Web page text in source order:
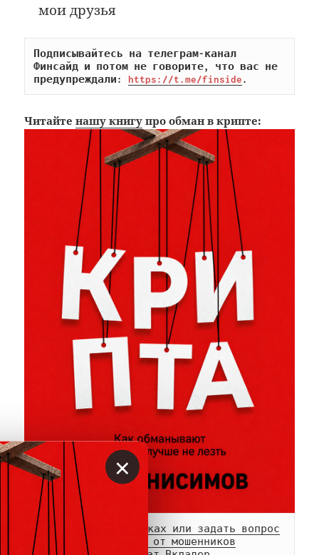
мои друзья
Подписывайтесь на телеграм-канал
Финсайд и потом не говорите, что вас не
предупреждали: https://t.me/finside.
Читайтенашу книгу про обман в крипте:
Сообщить о мошенниках или задать вопрос
Памятка о возврате от мошенников
×